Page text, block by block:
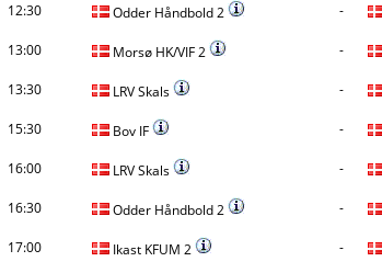
12:30 Odder Håndbold 2 -
13:00 Morsø HK/VIF 2 -
13:30 LRV Skals -
15:30 Bov IF -
16:00 LRV Skals -
16:30 Odder Håndbold 2 -
17:00 Ikast KFUM 2 -